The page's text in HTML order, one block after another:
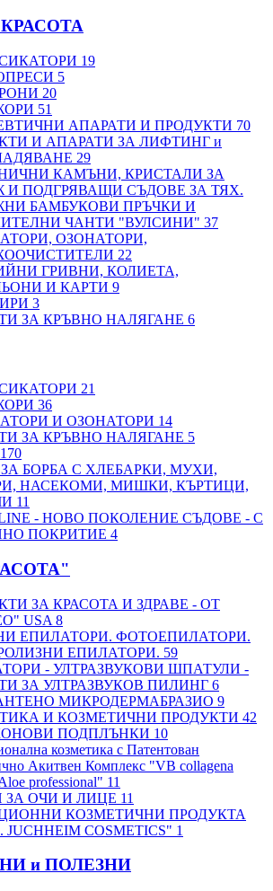
19
5
20
51
АПАРАТИ И ПРОДУКТИ 70
И АПАРАТИ ЗА ЛИФТИНГ и
29
КАМЪНИ, КРИСТАЛИ ЗА
ПОДГРЯВАЩИ СЪДОВЕ ЗА ТЯХ.
БАМБУКОВИ ПРЪЧКИ И
ЧАНТИ "ВУЛСИНИ" 37
ОЗОНАТОРИ,
22
ГРИВНИ, КОЛИЕТА,
И КАРТИ 9
3
ЗА КРЪВНО НАЛЯГАНЕ 6
21
36
И ОЗОНАТОРИ 14
ЗА КРЪВНО НАЛЯГАНЕ 5
170
БОРБА С ХЛЕБАРКИ, МУХИ,
НАСЕКОМИ, МИШКИ, КЪРТИЦИ,
11
- НОВО ПОКОЛЕНИЕ СЪДОВЕ - С
ПОКРИТИЕ 4
ЗА КРАСОТА И ЗДРАВЕ - ОТ
USA 8
ЕПИЛАТОРИ. ФОТОЕПИЛАТОРИ.
ЕПИЛАТОРИ. 59
- УЛТРАЗВУКОВИ ШПАТУЛИ -
ЗА УЛТРАЗВУКОВ ПИЛИНГ 6
МИКРОДЕРМАБРАЗИО 9
И КОЗМЕТИЧНИ ПРОДУКТИ 42
ПОДПЛЪНКИ 10
козметика с Патентован
Акитвен Комплекс "VB collagena
professional" 11
ОЧИ И ЛИЦЕ 11
КОЗМЕТИЧНИ ПРОДУКТА
COSMETICS" 1
и ПОЛЕЗНИ